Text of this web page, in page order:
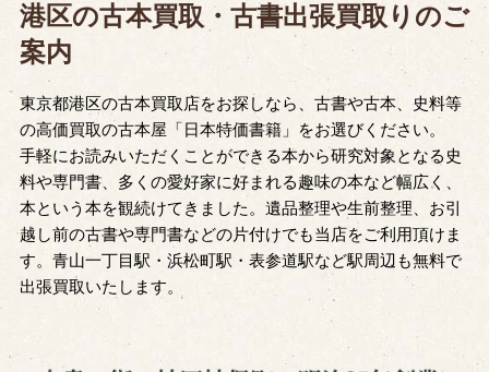
港区の古本買取・古書出張買取りのご
案内
東京都港区の古本買取店をお探しなら、古書や古本、史料等
の高価買取の古本屋「日本特価書籍」をお選びください。
手軽にお読みいただくことができる本から研究対象となる史
料や専門書、多くの愛好家に好まれる趣味の本など幅広く、
本という本を観続けてきました。遺品整理や生前整理、お引
越し前の古書や専門書などの片付けでも当店をご利用頂けま
す。青山一丁目駅・浜松町駅・表参道駅など駅周辺も無料で
出張買取いたします。